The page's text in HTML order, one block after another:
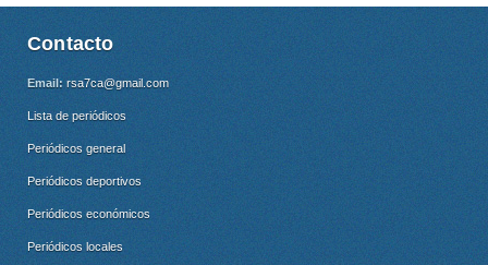
Contacto
Email: rsa7ca@gmail.com
Lista de periódicos
Periódicos general
Periódicos deportivos
Periódicos económicos
Periódicos locales